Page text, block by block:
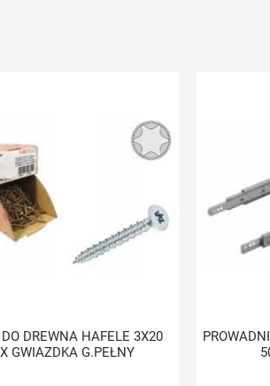
DREWNA HAFELE 3X20
GWIAZDKA G.PEŁNY